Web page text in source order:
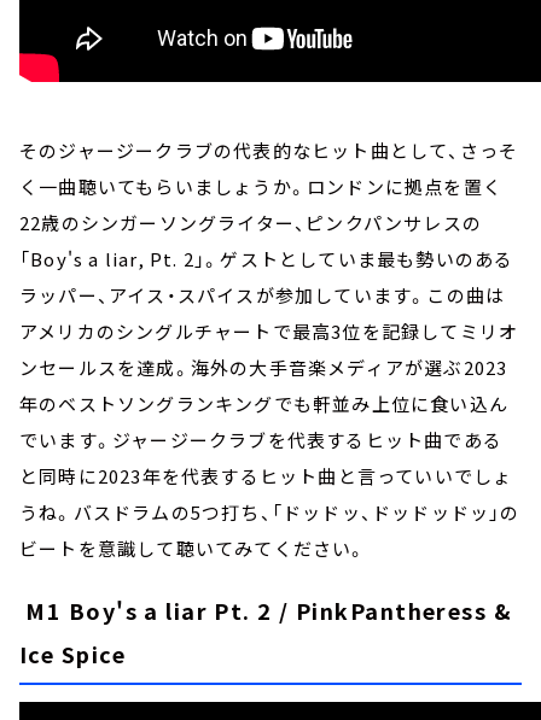
そのジャージークラブの代表的なヒット曲として、さっそ
く一曲聴いてもらいましょうか。ロンドンに拠点を置く
22歳のシンガーソングライター、ピンクパンサレスの
「Boy's a liar, Pt. 2」。ゲストとしていま最も勢いのある
ラッパー、アイス・スパイスが参加しています。この曲は
アメリカのシングルチャートで最高3位を記録してミリオ
ンセールスを達成。海外の大手音楽メディアが選ぶ2023
年のベストソングランキングでも軒並み上位に食い込ん
でいます。ジャージークラブを代表するヒット曲である
と同時に2023年を代表するヒット曲と言っていいでしょ
うね。バスドラムの5つ打ち、「ドッドッ、ドッドッドッ」の
ビートを意識して聴いてみてください。
M1 Boy's a liar Pt. 2 / PinkPantheress &
Ice Spice